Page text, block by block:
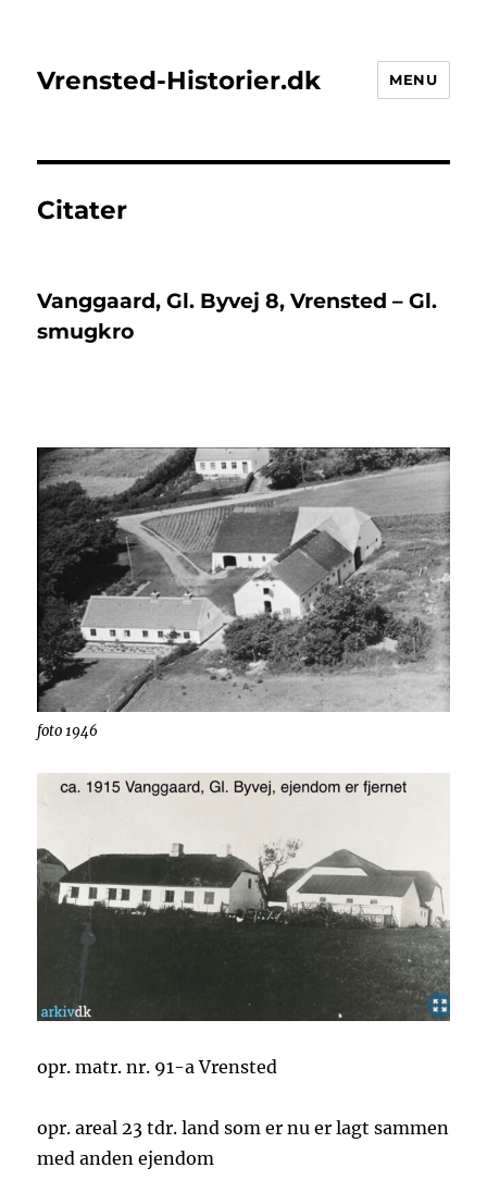
Vrensted-Historier.dk MENU
Citater
Vanggaard, Gl. Byvej 8, Vrensted – Gl.
smugkro
foto 1946
opr. matr. nr. 91-a Vrensted
opr. areal 23 tdr. land som er nu er lagt sammen
med anden ejendom